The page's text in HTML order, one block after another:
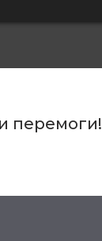
перемоги!